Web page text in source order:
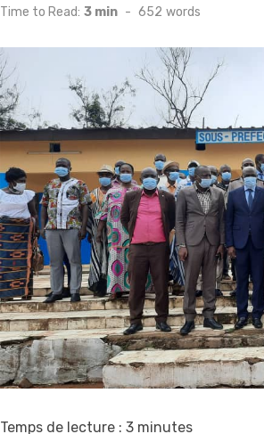
Time to Read: 3 min - 652 words
Temps de lecture : 3 minutes